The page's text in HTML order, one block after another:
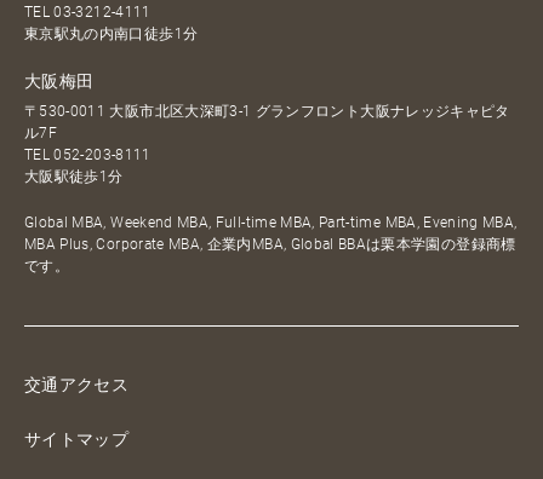
TEL03-3212-4111
東京駅丸の内南口徒歩1分
大阪梅田
〒530-0011 大阪市北区大深町3-1 グランフロント大阪ナレッジキャピタ
ル7F
TEL052-203-8111
大阪駅徒歩1分
Global MBA, Weekend MBA, Full-time MBA, Part-time MBA, Evening MBA,
MBA Plus, Corporate MBA, 企業内MBA, Global BBAは栗本学園の登録商標
です。
交通アクセス
サイトマップ